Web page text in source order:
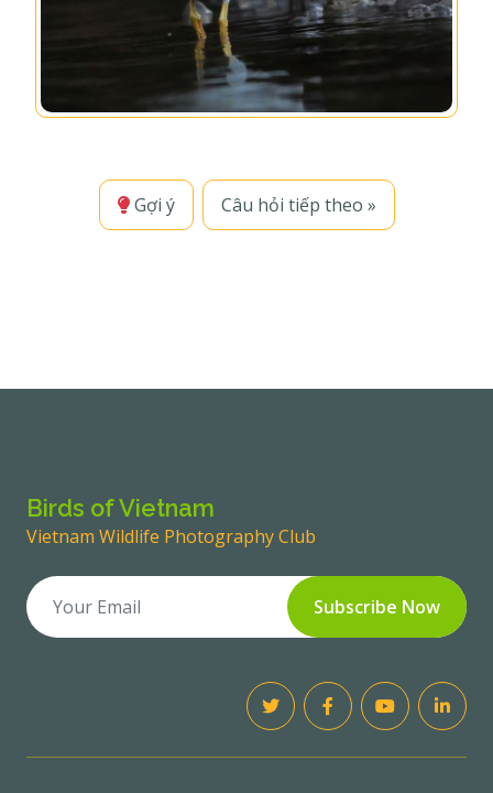
Gợi ý Câu hỏi tiếp theo »
Birds of Vietnam
Vietnam Wildlife Photography Club
Subscribe Now